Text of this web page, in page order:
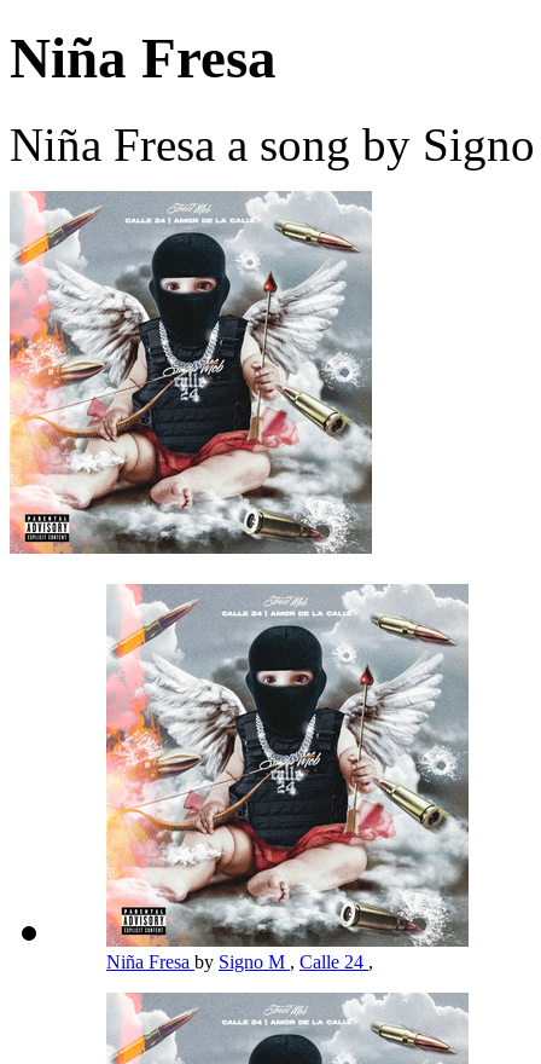
Niña Fresa
Niña Fresa a song by
Niña Fresa by Signo M , Calle 24 ,